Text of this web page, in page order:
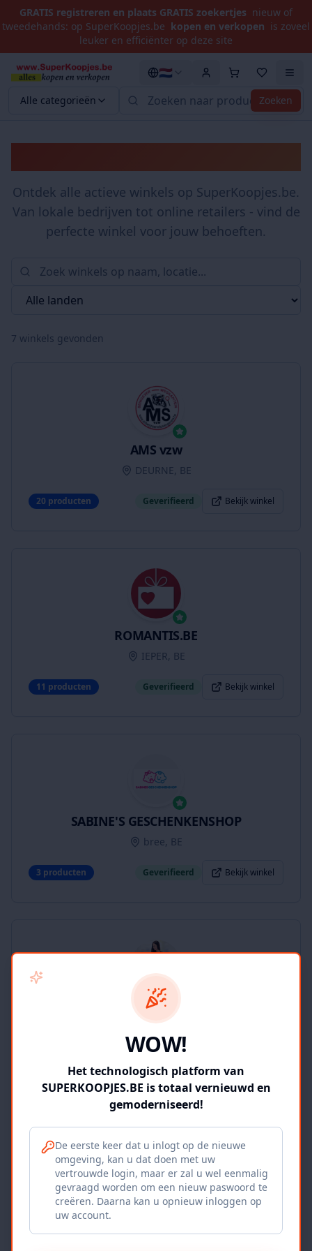
GRATIS registreren en plaats GRATIS zoekertjes nieuw of
tweedehands: op SuperKoopjes.be kopen en verkopen is zoveel
leuker en efficiënter op deze site
Alle categorieën Zoeken
🇳🇱
Ontdek alle actieve winkels op SuperKoopjes.be.
Van lokale bedrijven tot online retailers - vind de
perfecte winkel voor jouw behoeften.
7 winkels gevonden
AMS vzw
DEURNE, BE
20 producten Geverifieerd Bekijk winkel
ROMANTIS.BE
IEPER, BE
11 producten Geverifieerd Bekijk winkel
SABINE'S GESCHENKENSHOP
bree, BE
3 producten Geverifieerd Bekijk winkel
SUPERKOOPJES.BE
Geverifieerd
Iepers Kwartier
Ieper, BE
WOW!
Het technologisch platform van
SUPERKOOPJES.BE is totaal vernieuwd en
gemoderniseerd!
De eerste keer dat u inlogt op de nieuwe
omgeving, kan u dat doen met uw
vertrouwde login, maar er zal u wel eenmalig
gevraagd worden om een nieuw paswoord te
creëren. Daarna kan u opnieuw inloggen op
uw account.